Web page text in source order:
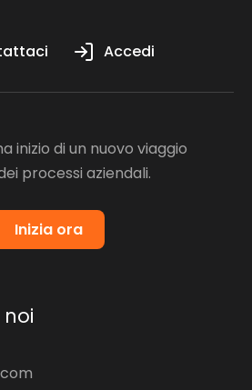
Accedi
inizio di un nuovo viaggio
processi aziendali.
Inizia ora